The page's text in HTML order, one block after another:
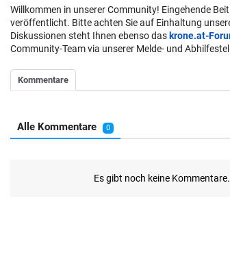
Willkommen in unserer Community! Eingehende
veröffentlicht. Bitte achten Sie auf Einhaltung
Diskussionen steht Ihnen ebenso das krone.at-
Community-Team via unserer Melde- und